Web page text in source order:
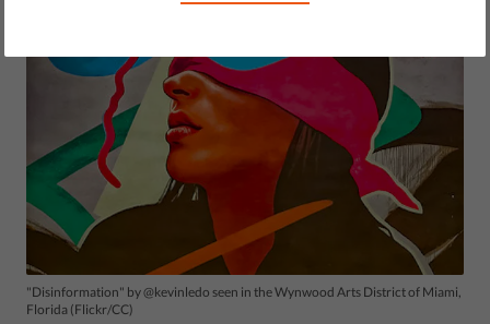
"Disinformation" by @kevinledo seen in the Wynwood Arts District of Miami,
Florida (Flickr/CC)